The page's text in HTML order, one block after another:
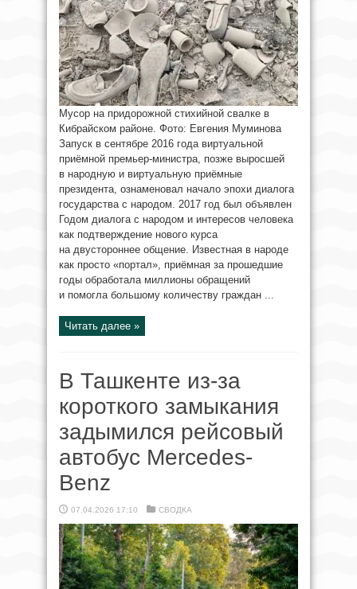
Мусор на придорожной стихийной свалке в
Кибрайском районе. Фото: Евгения Муминова
Запуск в сентябре 2016 года виртуальной
приёмной премьер-министра, позже выросшей
в народную и виртуальную приёмные
президента, ознаменовал начало эпохи диалога
государства с народом. 2017 год был объявлен
Годом диалога с народом и интересов человека
как подтверждение нового курса
на двустороннее общение. Известная в народе
как просто «портал», приёмная за прошедшие
годы обработала миллионы обращений
и помогла большому количеству граждан ...
Читать далее »
В Ташкенте из-за
короткого замыкания
задымился рейсовый
автобус Mercedes-
Benz
07.04.2026 17:10 СВОДКА